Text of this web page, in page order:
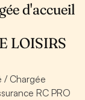
d'accueil
LOISIRS
/ Chargée
RC PRO